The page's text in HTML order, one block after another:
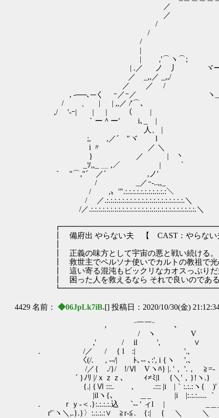
／
／
/ ＼ キ
/ ,ﾉ ヽ、
/ --─'"´ ｀
| ,ィぅ､ ヽ
| ,'⌒ヽ⌒; l0躑o
| .／ ノ 丿 ヾー° ノ
／ _,,／ _,,/
／ ／ / l
, -──､─く ｰ／ｰ／ ヽ_＿＿_,
/ 、 | | ,,／ /'⌒､ ｀`ヽ､_
,/ '-ｰ| | |
｀ー＾ー′ i
人、
;, ,／´ "
i 〃 ／
} ／ |
_ｿ,,_ ＿ ,／ |
｀ ''⌒,"´ ／´ ,ノ′
/ _／ｰ-
/ ,〟'".:.:.:.:.:.:.:.:.:.:.:
/ ／.:.:.:.:.:.:.:.:.:.:.:.:.:.:.:.:.:.:.:.:.
/／.:.:.:.:.:.:.:.:.:.:.:.:.:.:.:.:.:.:.:.:.:.:.:.:.:.:.:.
┃ 備府出 やらない夫 【 CAST：
┃ 正義の味方として宇宙の
┃ 救世主でペルソナ使いでカルトの教祖で光の
┃ 這い寄る混沌もビックリなカオスっぷり
┃ 困った人を救えるなら そ
4429 名前： ◆06JpLk7iB.[] 投稿日：2020/10/30(金)
, ¨￣￣¨ ､
/ ヽ V
,' / il ', ∨
. /／ / { l :| '.,
〈(/. , -‐/| ﾄ､‐- ､:', i {ヽ '.､
/／{ ./}/ !/Ⅵ Vヽﾊ} |. '， '.， ≧=-
´ }ﾉﾘ |/ｘｚｚ､ ｨ≠ﾐ|l {＼'，}!ヽ.}
{.| {Ⅵ :::. , .::: |i |｀:.:.:ヽ{ )′
|ilヽ{､ ＿_ |i |:.:.:..... ｀
. ｒｙ-＜.}:.:.:.:.込 `‐‐ ′ ィl | _＿_
r'¨ヽ＼,.}.}〉:.:.:.:∨ ≧r-≦. {:| {